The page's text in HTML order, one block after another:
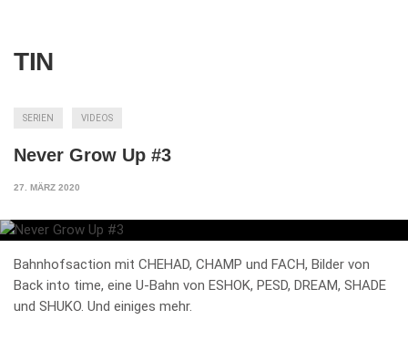
TIN
SERIEN VIDEOS
Never Grow Up #3
27. MÄRZ 2020
Bahnhofsaction mit CHEHAD, CHAMP und FACH, Bilder von
Back into time, eine U-Bahn von ESHOK, PESD, DREAM, SHADE
und SHUKO. Und einiges mehr.